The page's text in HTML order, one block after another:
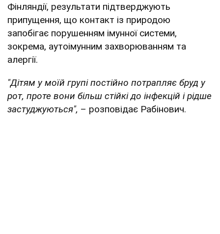
Фінляндії, результати підтверджують
припущення, що контакт із природою
запобігає порушенням імунної системи,
зокрема, аутоімунним захворюванням та
алергії.
"Дітям у моїй групі постійно потрапляє бруд у
рот, проте вони більш стійкі до інфекцій і рідше
застуджуються", – розповідає Рабінович.